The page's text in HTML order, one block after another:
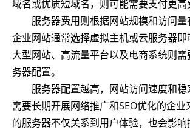
域名或优质短域名，则可能需要支付更高
服务器费用则根据网站规模和访问
企业网站通常选择虚拟主机或云服务器
大型网站、高流量平台以及电商系统则
务器配置。
服务器配置越高，网站访问速度和
需要长期开展网络推广和SEO优化的企
的服务器不仅关系到用户体验，也会影